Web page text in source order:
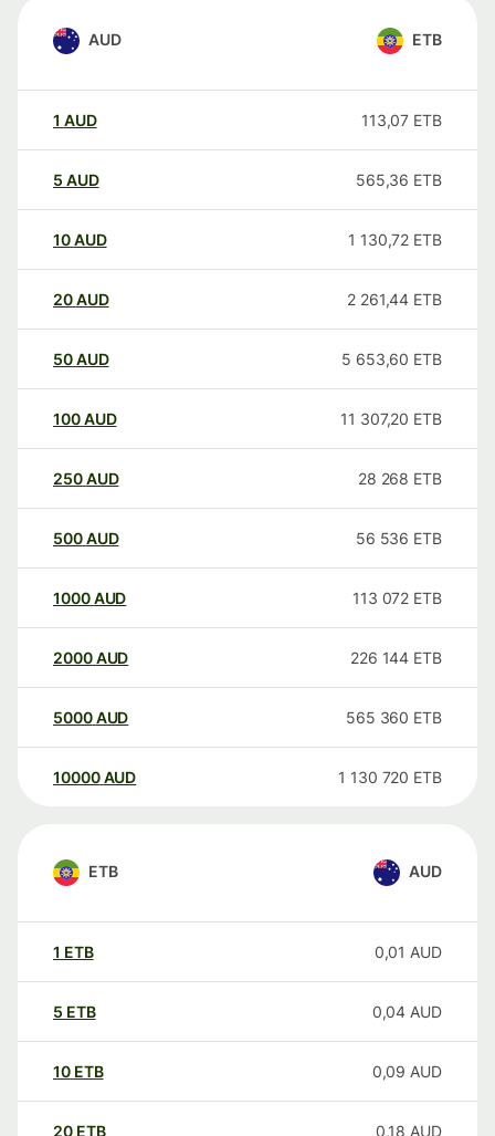
AUD ETB
1 AUD 113,07 ETB
5 AUD 565,36 ETB
10AUD 1 130,72 ETB
20AUD 2 261,44 ETB
50AUD 5 653,60 ETB
100AUD 11 307,20 ETB
250AUD 28 268 ETB
500AUD 56 536 ETB
1000AUD 113 072 ETB
2000AUD 226 144 ETB
5000AUD 565 360 ETB
10000 AUD 1 130 720 ETB
ETB AUD
1 ETB 0,01 AUD
5 ETB 0,04 AUD
10 ETB 0,09 AUD
20 ETB 0,18 AUD